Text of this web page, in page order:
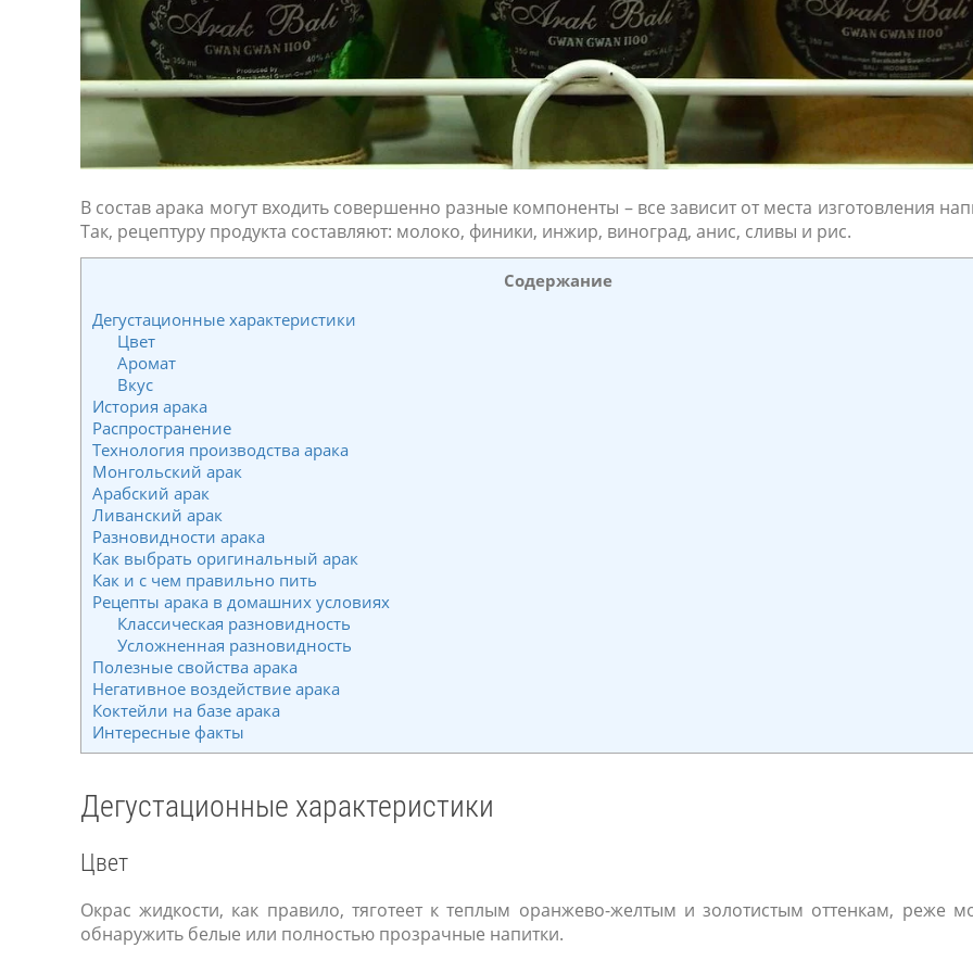
В состав арака могут входить совершенно разные компоненты – все зависит от места изготовления
Так, рецептуру продукта составляют: молоко, финики, инжир, виноград, анис, сливы и рис.
Содержание
Дегустационные характеристики
Цвет
Аромат
Вкус
История арака
Распространение
Технология производства арака
Монгольский арак
Арабский арак
Ливанский арак
Разновидности арака
Как выбрать оригинальный арак
Как и с чем правильно пить
Рецепты арака в домашних условиях
Классическая разновидность
Усложненная разновидность
Полезные свойства арака
Негативное воздействие арака
Коктейли на базе арака
Интересные факты
Дегустационные характеристики
Цвет
Окрас жидкости, как правило, тяготеет к теплым оранжево-желтым и золотистым оттенкам, реже
обнаружить белые или полностью прозрачные напитки.